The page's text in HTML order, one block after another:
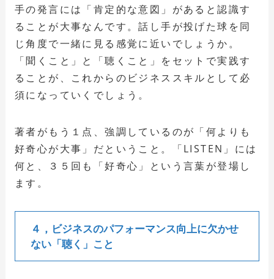
手の発言には「肯定的な意図」があると認識す
ることが大事なんです。話し手が投げた球を同
じ角度で一緒に見る感覚に近いでしょうか。
「聞くこと」と「聴くこと」をセットで実践す
ることが、これからのビジネススキルとして必
須になっていくでしょう。
著者がもう１点、強調しているのが「何よりも
好奇心が大事」だということ。「LISTEN」には
何と、３５回も「好奇心」という言葉が登場し
ます。
４，ビジネスのパフォーマンス向上に欠かせ
ない「聴く」こと